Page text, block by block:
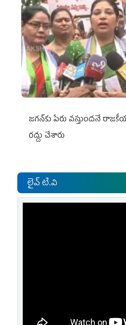
జగన్‌కు పేరు వస్తుందనే రాజకీయ
రద్దు చేశారు
లైవ్ టి.వి